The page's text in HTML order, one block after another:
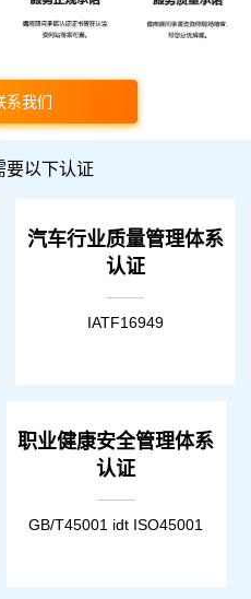
系我们
要以下认证
汽车行业质量管理体系
认证
IATF16949
职业健康安全管理体系
认证
GB/T45001 idt ISO45001